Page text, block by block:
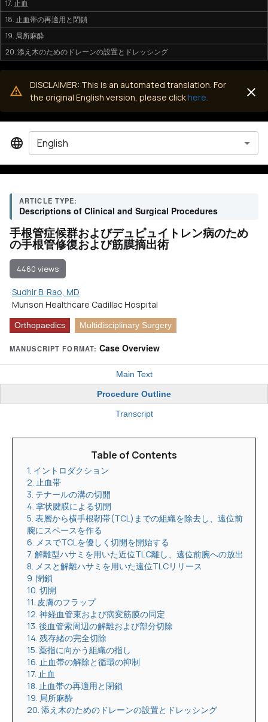
17. 止血
18. 止血帯の再適用と閉鎖
19. 局所麻酔
20. 添え木のためのドレーンの設置とドレッシング
DISCLAIMER: This is an automated translation. For
the original English version, please click here.
ARTICLE TYPE:
Descriptions of Clinical and Surgical Procedures
手根管症候群およびデュピュイトレン病のため
の手根管修復および筋膜摘出術
4460 views
Sudhir B. Rao, MD
Munson Healthcare Cadillac Hospital
Orthopaedics Multidisciplinary Surgery
MANUSCRIPT FORMAT: Case Overview
Main Text
Procedure Outline
Transcript
Table of Contents
1. イントロダクション
2. 止血帯
3. テナールの溝の切開
4. 掌状腱膜による切開
5. 表層から横手根靭帯(TCL)までの組織を除去し、遠位前
腕にスペースを作る
6. メスでTCLを優しく切開を開始する
7. 解離型ハサミを用いた近位TLC離し、遠位前腕への放出
8. メスと解離ハサミを用いた遠位TLCリリース
9. 閉鎖
10. 切開
11. 皮膚のフラップ
12. 神経血管束および病変筋膜の同定
13. 後血管索周辺の解離および部分切除
14. 残存緒の完全切除
15. 薬指に向かう組織の指し
16. 止血帯の解除と循環の抑制
17. 止血
18. 止血帯の再適用と閉鎖
19. 局所麻酔
20. 添え木のためのドレーンの設置とドレッシング
English